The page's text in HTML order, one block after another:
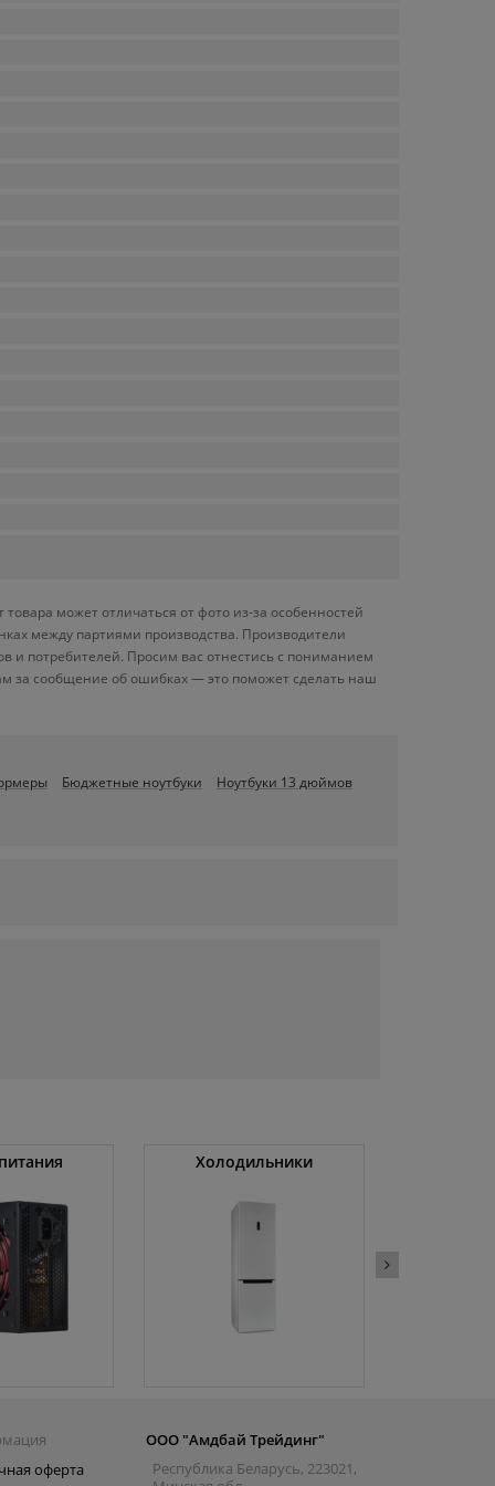
может отличаться от фото из-за особенностей
между партиями производства. Производители
и потребителей. Просим вас отнестись с пониманием
за сообщение об ошибках — это поможет сделать наш
Бюджетные ноутбуки
Ноутбуки 13 дюймов
Холодильники
оферта
ООО "Амдбай Трейдинг"
Республика Беларусь, 223021,